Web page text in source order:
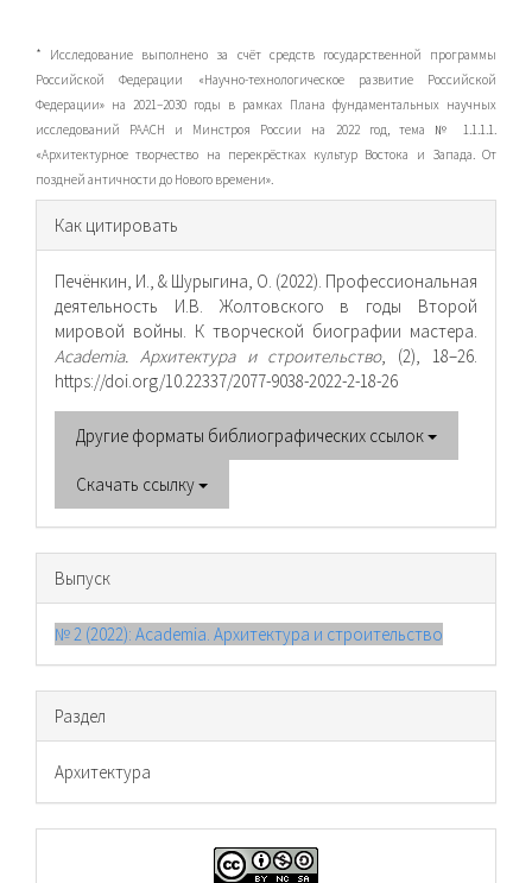
* Исследование выполнено за счёт средств государственной программы
Российской Федерации «Научно-технологическое развитие Российской
Федерации» на 2021–2030 годы в рамках Плана фундаментальных научных
исследований РААСН и Минстроя России на 2022 год, тема № 1.1.1.1.
«Архитектурное творчество на перекрёстках культур Востока и Запада. От
поздней античности до Нового времени».
Информация
о статье
Как цитировать
Печёнкин, И., & Шурыгина, О. (2022). Профессиональная
деятельность И.В. Жолтовского в годы Второй
мировой войны. К творческой биографии мастера.
Academia. Архитектура и строительство, (2), 18–26.
https://doi.org/10.22337/2077-9038-2022-2-18-26
Другие форматы библиографических ссылок
Скачать ссылку
Выпуск
№ 2 (2022): Academia. Архитектура и строительство
Раздел
Архитектура